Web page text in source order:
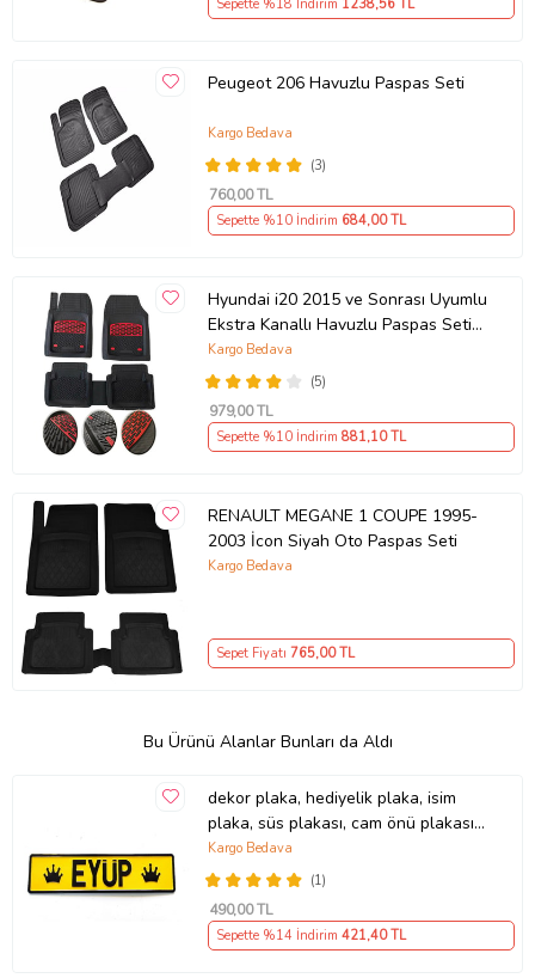
Sepette %18 İndirim 1238,56 TL
Peugeot 206 Havuzlu Paspas Seti
(3)
Kargo Bedava
760,00 TL
Sepette %10 İndirim 684,00 TL
Hyundai i20 2015 ve Sonrası Uyumlu
Ekstra Kanallı Havuzlu Paspas Seti
Krom Kırmızı 4D
(5)
Kargo Bedava
979,00 TL
Sepette %10 İndirim 881,10 TL
RENAULT MEGANE 1 COUPE 1995-
2003 İcon Siyah Oto Paspas Seti
Kargo Bedava
Sepet Fiyatı 765,00 TL
Bu Ürünü Alanlar Bunları da Aldı
dekor plaka, hediyelik plaka, isim
plaka, süs plakası, cam önü plakası,
tırcı plakası (Sarı-Siyah)
(1)
Kargo Bedava
490,00 TL
Sepette %14 İndirim 421,40 TL